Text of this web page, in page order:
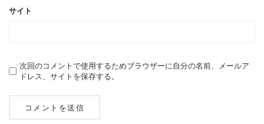
サイト
次回のコメントで使用するためブラウザーに自分の名前、メールア
ドレス、サイトを保存する。